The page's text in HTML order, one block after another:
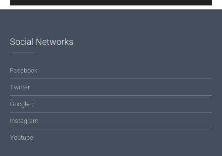
Social Networks
Facebook
Twitter
Google +
Instagram
Youtube